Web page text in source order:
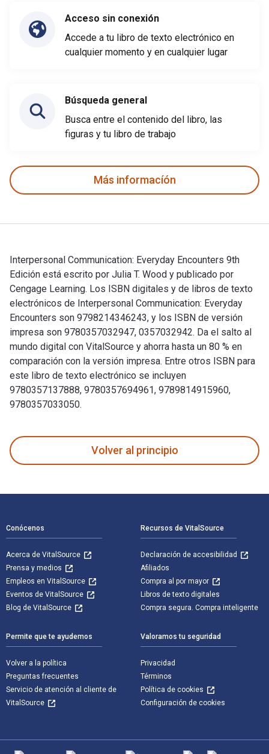
Acceso sin conexión
Accede a tu libro de texto electrónico en
cualquier momento y en cualquier lugar
Búsqueda general
Busca entre el contenido del libro, las
figuras y tu libro de trabajo
Más informacíón
Interpersonal Communication: Everyday Encounters 9th
Edición está escrito por Julia T. Wood y publicado por
Cengage Learning. Los ISBN digitales y de libros de texto
electrónicos de Interpersonal Communication: Everyday
Encounters son 9798214346243, y los ISBN de versión
impresa son 9780357032947, 0357032942. Da el salto al
mundo digital con VitalSource y ahorra hasta un 80 % en
comparación con la versión impresa. Entre otros ISBN para
este libro de texto electrónico se incluyen
9780357137888, 9780357694961, 9789814915960,
9780357033050.
Volver al principio
Conócenos
Acerca de VitalSource
Prensa y medios
Empleos en VitalSource
Eventos de VitalSource
Blog de VitalSource
Recursos de VitalSource
Declaración de accesibilidad
Afiliados
Compra al por mayor
Libros de texto digitales
Compra segura. Compra inteligente
Permite que te ayudemos
Volver a la política
Preguntas frecuentes
Servicio de atención al cliente de
VitalSource
Valoramos tu seguridad
Privacidad
Términos
Política de cookies
Configuración de cookies